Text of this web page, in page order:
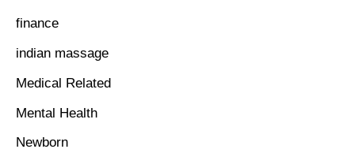
finance
indian massage
Medical Related
Mental Health
Newborn